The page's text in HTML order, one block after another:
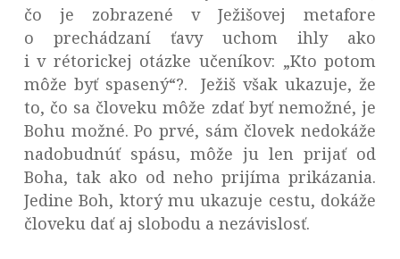
čo je zobrazené v Ježišovej metafore
o prechádzaní ťavy uchom ihly ako
i v rétorickej otázke učeníkov: „Kto potom
môže byť spasený“?. Ježiš však ukazuje, že
to, čo sa človeku môže zdať byť nemožné, je
Bohu možné. Po prvé, sám človek nedokáže
nadobudnúť spásu, môže ju len prijať od
Boha, tak ako od neho prijíma prikázania.
Jedine Boh, ktorý mu ukazuje cestu, dokáže
človeku dať aj slobodu a nezávislosť.